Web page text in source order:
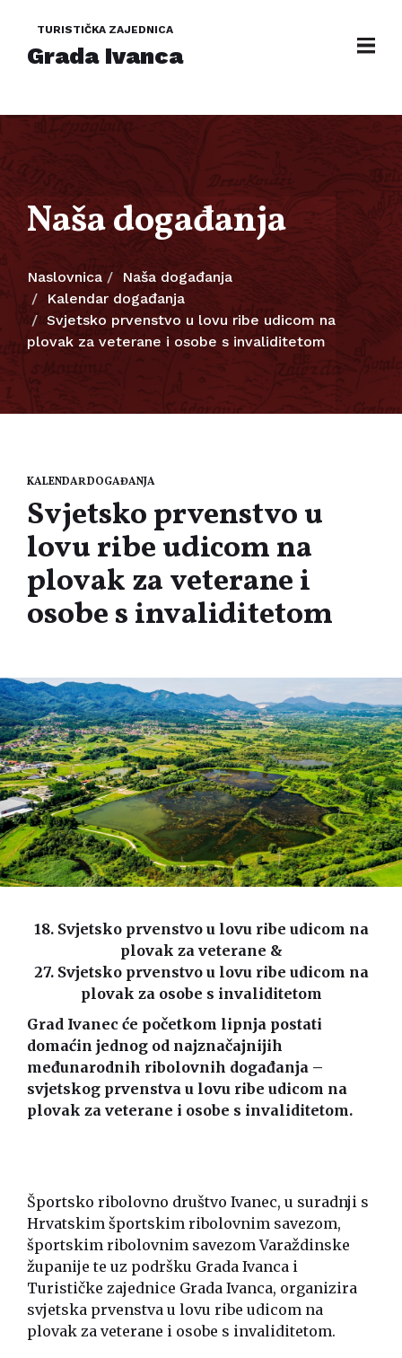
TURISTIČKA ZAJEDNICA
Grada Ivanca
Naša događanja
Naslovnica
Naša događanja
Kalendar događanja
Svjetsko prvenstvo u lovu ribe udicom na
plovak za veterane i osobe s invaliditetom
KALENDAR DOGAĐANJA
Svjetsko prvenstvo u
lovu ribe udicom na
plovak za veterane i
osobe s invaliditetom
18. Svjetsko prvenstvo u lovu ribe udicom na
plovak za veterane &
27. Svjetsko prvenstvo u lovu ribe udicom na
plovak za osobe s invaliditetom
Grad Ivanec će početkom lipnja postati
domaćin jednog od najznačajnijih
međunarodnih ribolovnih događanja –
svjetskog prvenstva u lovu ribe udicom na
plovak za veterane i osobe s invaliditetom.
Športsko ribolovno društvo Ivanec, u suradnji s
Hrvatskim športskim ribolovnim savezom,
športskim ribolovnim savezom Varaždinske
županije te uz podršku Grada Ivanca i
Turističke zajednice Grada Ivanca, organizira
svjetska prvenstva u lovu ribe udicom na
plovak za veterane i osobe s invaliditetom.